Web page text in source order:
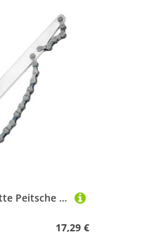
SELVFZ Fahrradkette Peitsche Kassetten Entfernung Kits Kettenradentferner Mit Schlossschlüssel Für Fahrräder Reparatur Fahrräder Kettenpeitsche Peitsche Werkzeug
17,29 €